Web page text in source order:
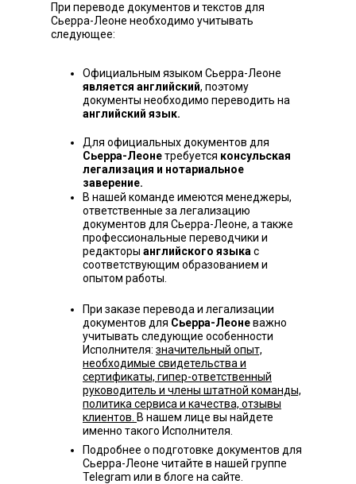
При переводе документов и текстов для
Сьерра-Леоне необходимо учитывать
следующее:
Официальным языком Сьерра-Леоне
является английский, поэтому
документы необходимо переводить на
английский язык.
Для официальных документов для
Сьерра-Леонетребуется консульская
легализация и нотариальное
заверение.
В нашей команде имеются менеджеры,
ответственные за легализацию
документов для Сьерра-Леоне, а также
профессиональные переводчики и
редакторы английского языка с
соответствующим образованием и
опытом работы.
При заказе перевода и легализации
документов для Сьерра-Леоневажно
учитывать следующие особенности
Исполнителя: значительный опыт,
необходимые свидетельства и
сертификаты, гипер-ответственный
руководитель и члены штатной команды,
политика сервиса и качества, отзывы
клиентов. В нашем лице вы найдете
именно такого Исполнителя.
Подробнее о подготовке документов для
Сьерра-Леоне читайте в нашей группе
Telegram или в блоге на сайте.